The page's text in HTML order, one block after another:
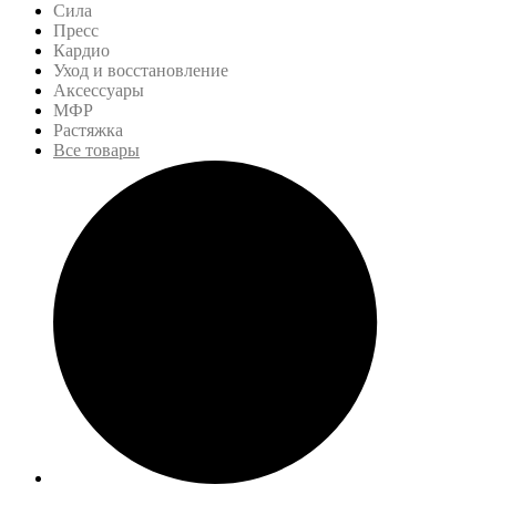
Сила
Пресс
Кардио
Уход и восстановление
Аксессуары
МФР
Растяжка
Все товары